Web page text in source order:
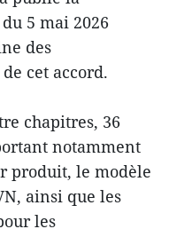
5 mai 2026
des
cet accord.
chapitres, 36
notamment
produit, le modèle
ainsi que les
les